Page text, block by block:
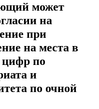
может
на
при
на места в
по
и
по очной